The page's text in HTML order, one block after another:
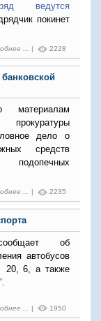
ведутся
покинет
... | 2228
дело о
средств
... | 2235
об
автобусов
6, а также
... | 1950